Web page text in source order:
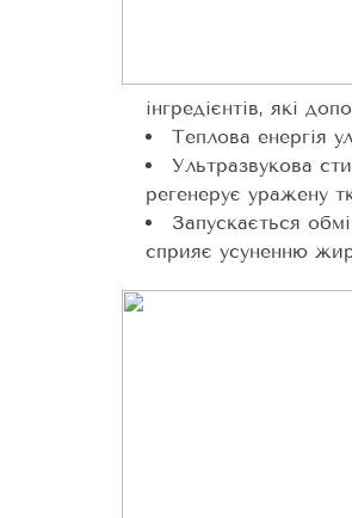
інгредієнтів, які
Теплова енергія
Ультразвукова
регенерує уражену
Запускається
сприяє усуненню